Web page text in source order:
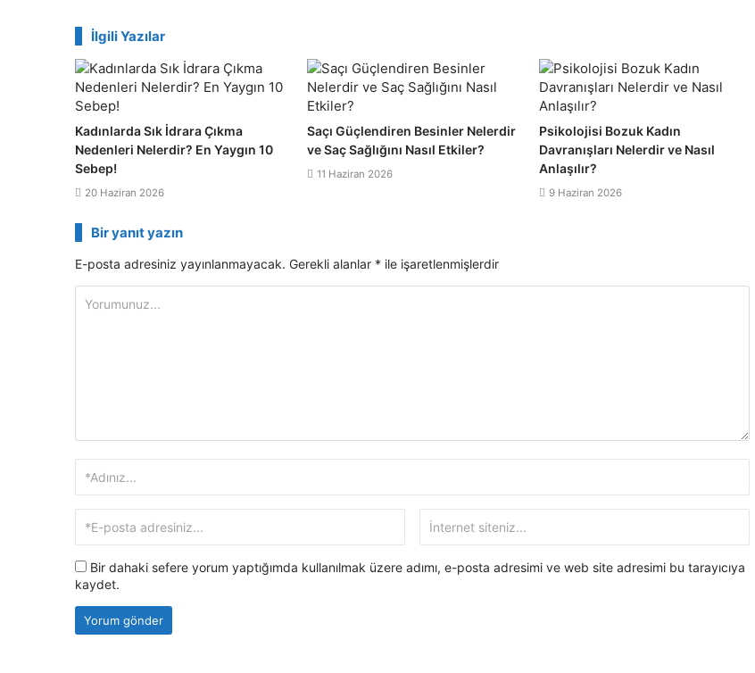
İlgili Yazılar
Kadınlarda Sık İdrara Çıkma
Nedenleri Nelerdir? En Yaygın 10
Sebep!
20 Haziran 2026
Saçı Güçlendiren Besinler Nelerdir
ve Saç Sağlığını Nasıl Etkiler?
11 Haziran 2026
Psikolojisi Bozuk Kadın
Davranışları Nelerdir ve Nasıl
Anlaşılır?
9 Haziran 2026
Bir yanıt yazın
E-posta adresiniz yayınlanmayacak. Gerekli alanlar * ile işaretlenmişlerdir
Bir dahaki sefere yorum yaptığımda kullanılmak üzere adımı, e-posta adresimi ve web site adresimi bu tarayıcıya
kaydet.